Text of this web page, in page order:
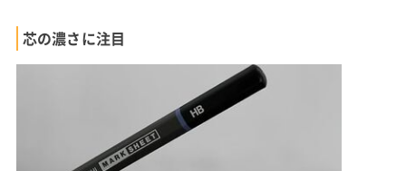
芯の濃さに注目